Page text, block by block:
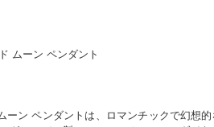
ムーン ペンダント
ーン ペンダントは、ロマンチックで幻想